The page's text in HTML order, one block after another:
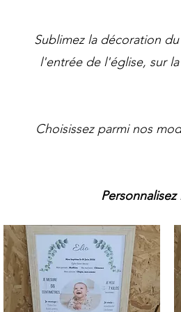
Sublimez la décoration
l'entrée de l'église, sur
Choisissez parmi nos